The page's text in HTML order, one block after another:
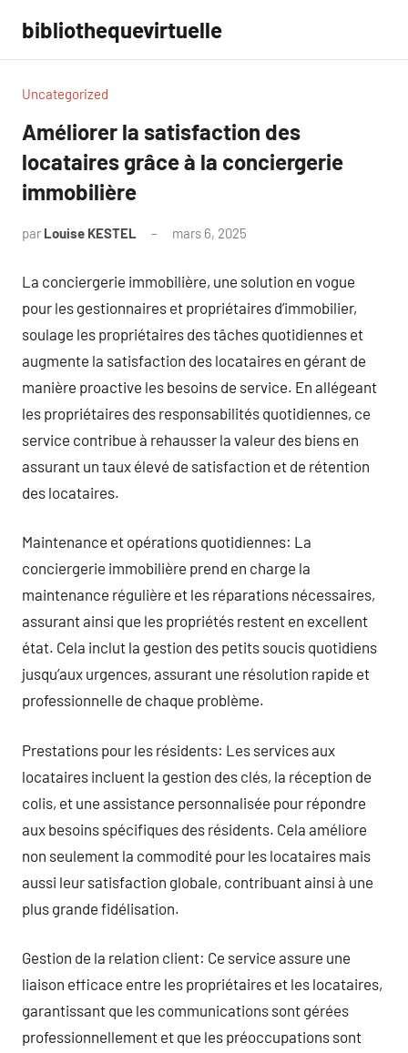
contenu
bibliothequevirtuelle
Uncategorized
Améliorer la satisfaction des
locataires grâce à la conciergerie
immobilière
par Louise KESTEL mars 6, 2025
La conciergerie immobilière, une solution en vogue
pour les gestionnaires et propriétaires d’immobilier,
soulage les propriétaires des tâches quotidiennes et
augmente la satisfaction des locataires en gérant de
manière proactive les besoins de service. En allégeant
les propriétaires des responsabilités quotidiennes, ce
service contribue à rehausser la valeur des biens en
assurant un taux élevé de satisfaction et de rétention
des locataires.
Maintenance et opérations quotidiennes: La
conciergerie immobilière prend en charge la
maintenance régulière et les réparations nécessaires,
assurant ainsi que les propriétés restent en excellent
état. Cela inclut la gestion des petits soucis quotidiens
jusqu’aux urgences, assurant une résolution rapide et
professionnelle de chaque problème.
Prestations pour les résidents: Les services aux
locataires incluent la gestion des clés, la réception de
colis, et une assistance personnalisée pour répondre
aux besoins spécifiques des résidents. Cela améliore
non seulement la commodité pour les locataires mais
aussi leur satisfaction globale, contribuant ainsi à une
plus grande fidélisation.
Gestion de la relation client: Ce service assure une
liaison efficace entre les propriétaires et les locataires,
garantissant que les communications sont gérées
professionnellement et que les préoccupations sont